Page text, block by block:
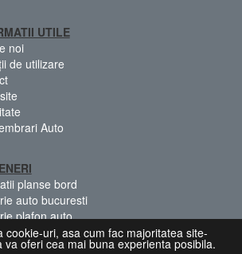
UTILE
noi
de utilizare
Auto
planse bord
auto bucuresti
plafon auto
siguranta colorate
cookie-uri, asa cum fac majoritatea site-
va oferi cea mai buna experienta posibila.